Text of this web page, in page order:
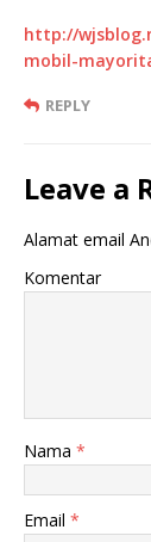
http://
mobil-
REPLY
Leave a
Alamat email
Komentar
Nama *
Email *